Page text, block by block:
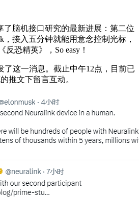
脑机接口研究的最新进展：第二位
，接入五分钟就能用意念控制光标，
恐精英》，So easy！
这一消息。截止中午12点，目前已
推文下留言互动。